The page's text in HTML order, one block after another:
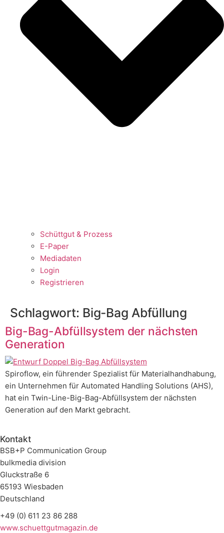
Schüttgut & Prozess
E-Paper
Mediadaten
Login
Registrieren
Schlagwort: Big-Bag Abfüllung
Big-Bag-Abfüllsystem der nächsten
Generation
Spiroflow, ein führender Spezialist für Materialhandhabung,
ein Unternehmen für Automated Handling Solutions (AHS),
hat ein Twin-Line-Big-Bag-Abfüllsystem der nächsten
Generation auf den Markt gebracht.
Kontakt
BSB+P Communication Group
bulkmedia division
Gluckstraße 6
65193 Wiesbaden
Deutschland
+49 (0) 611 23 86 288
www.schuettgutmagazin.de